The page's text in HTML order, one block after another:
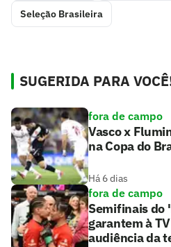
Seleção Brasileira
SUGERIDA PARA
fora de campo
Vasco x
na Copa do
Há 6 dias
fora de campo
Semifinais do
garantem à
audiência da